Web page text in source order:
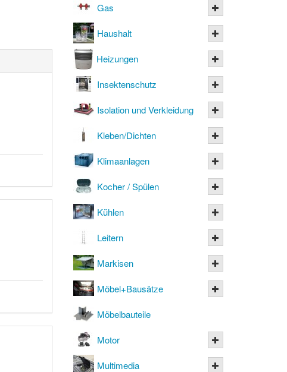
Gas
Haushalt
Heizungen
Insektenschutz
Isolation und Verkleidung
Kleben/Dichten
Klimaanlagen
Kocher / Spülen
Kühlen
Leitern
Markisen
Möbel+Bausätze
Möbelbauteile
Motor
Multimedia